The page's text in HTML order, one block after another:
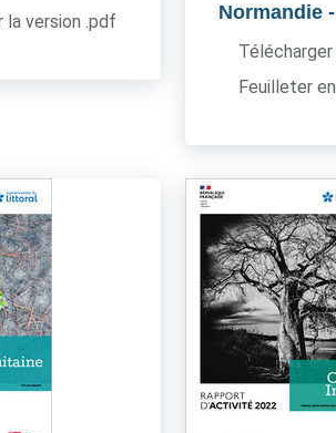
la version .pdf
Normandie
Feuilleter